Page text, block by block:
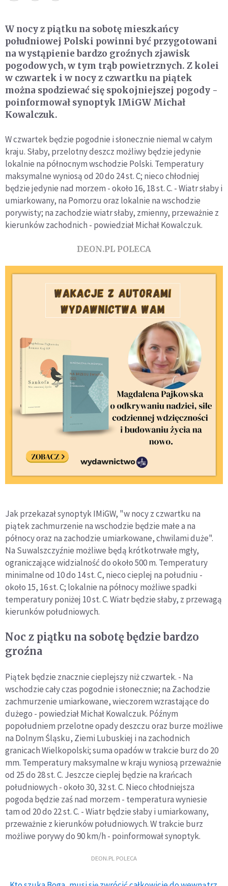
W nocy z piątku na sobotę mieszkańcy
południowej Polski powinni być przygotowani
na wystąpienie bardzo groźnych zjawisk
pogodowych, w tym trąb powietrznych. Z kolei
w czwartek i w nocy z czwartku na piątek
można spodziewać się spokojniejszej pogody -
poinformował synoptyk IMiGW Michał
Kowalczuk.
W czwartek będzie pogodnie i słonecznie niemal w całym
kraju. Słaby, przelotny deszcz możliwy będzie jedynie
lokalnie na północnym wschodzie Polski. Temperatury
maksymalne wyniosą od 20 do 24 st. C; nieco chłodniej
będzie jedynie nad morzem - około 16, 18 st. C. - Wiatr słaby i
umiarkowany, na Pomorzu oraz lokalnie na wschodzie
porywisty; na zachodzie wiatr słaby, zmienny, przeważnie z
kierunków zachodnich - powiedział Michał Kowalczuk.
DEON.PL POLECA
Jak przekazał synoptyk IMiGW, "w nocy z czwartku na
piątek zachmurzenie na wschodzie będzie małe a na
północy oraz na zachodzie umiarkowane, chwilami duże".
Na Suwalszczyźnie możliwe będą krótkotrwałe mgły,
ograniczające widzialność do około 500 m. Temperatury
minimalne od 10 do 14 st. C, nieco cieplej na południu -
około 15, 16 st. C; lokalnie na północy możliwe spadki
temperatury poniżej 10 st. C. Wiatr będzie słaby, z przewagą
kierunków południowych.
Noc z piątku na sobotę będzie bardzo
groźna
Piątek będzie znacznie cieplejszy niż czwartek. - Na
wschodzie cały czas pogodnie i słonecznie; na Zachodzie
zachmurzenie umiarkowane, wieczorem wzrastające do
dużego - powiedział Michał Kowalczuk. Późnym
popołudniem przelotne opady deszczu oraz burze możliwe
na Dolnym Śląsku, Ziemi Lubuskiej i na zachodnich
granicach Wielkopolski; suma opadów w trakcie burz do 20
mm. Temperatury maksymalne w kraju wyniosą przeważnie
od 25 do 28 st. C. Jeszcze cieplej będzie na krańcach
południowych - około 30, 32 st. C. Nieco chłodniejsza
pogoda będzie zaś nad morzem - temperatura wyniesie
tam od 20 do 22 st. C. - Wiatr będzie słaby i umiarkowany,
przeważnie z kierunków południowych. W trakcie burz
możliwe porywy do 90 km/h - poinformował synoptyk.
DEON.PL POLECA